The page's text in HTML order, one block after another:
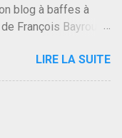
blog à baffes à
François Bayrou. Il
des couples mais
dans lesquels on
en passe de
de son électorat
l'apprend. On
LIRE LA SUITE